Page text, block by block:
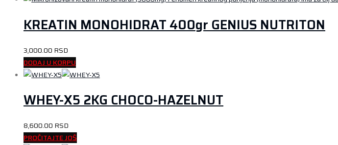
KREATIN MONOHIDRAT 400gr GENIUS NUTRITON
3,000.00 RSD
DODAJ U KORPU
WHEY-X5 2KG CHOCO-HAZELNUT
8,600.00 RSD
PROČITAJTE JOŠ